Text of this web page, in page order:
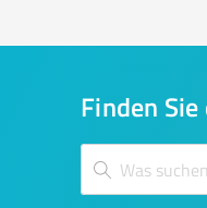
Finden